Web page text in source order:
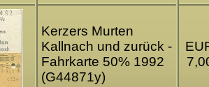
Kerzers Murten
Kallnach und zurück -
Fahrkarte 50% 1992
(G44871y)